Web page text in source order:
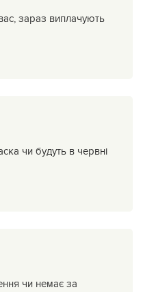
зараз виплачують
чи будуть в червні
чи немає за